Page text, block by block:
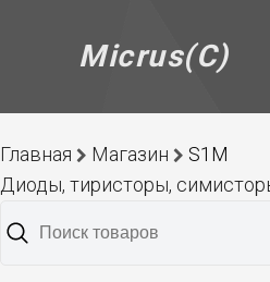
Micrus(C)
Главная Магазин
S1M
Диоды, тиристоры,